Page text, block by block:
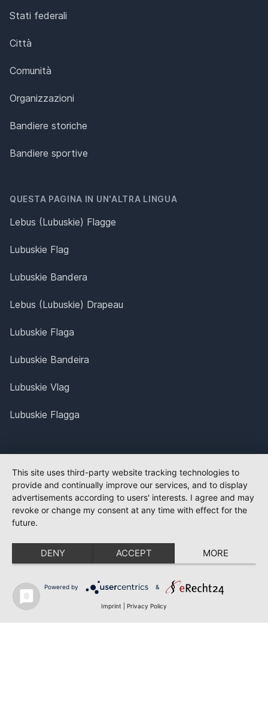
Stati federali
Città
Comunità
Organizzazioni
Bandiere storiche
Bandiere sportive
QUESTA PAGINA IN UN'ALTRA LINGUA
Lebus (Lubuskie) Flagge
Lubuskie Flag
Lubuskie Bandera
Lebus (Lubuskie) Drapeau
Lubuskie Flaga
Lubuskie Bandeira
Lubuskie Vlag
Lubuskie Flagga
This site uses third-party website tracking technologies to
provide and continually improve our services, and to display
advertisements according to users' interests. I agree and may
revoke or change my consent at any time with effect for the
future.
DENY ACCEPT MORE
Powered by &
Imprint Privacy Policy